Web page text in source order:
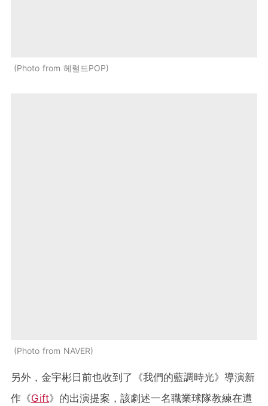
Photo from 헤럴드POP
Photo from NAVER
另外，金宇彬日前也收到了《我們的藍調時光》導演新
作《Gift》的出演提案，該劇述一名職業球隊教練在遭